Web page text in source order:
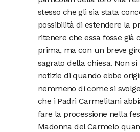
stesso che gli sia stata
possibilità di estendere la
ritenere che essa fosse già
prima, ma con un breve
sagrato della chiesa. Non
notizie di quando ebbe
nemmeno di come si
che i Padri Carmelitani
fare la processione nella
Madonna del Carmelo